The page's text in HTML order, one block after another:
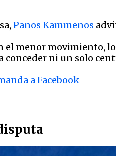
Panos Kammenos
el menor movimiento,
conceder ni un solo
a Facebook